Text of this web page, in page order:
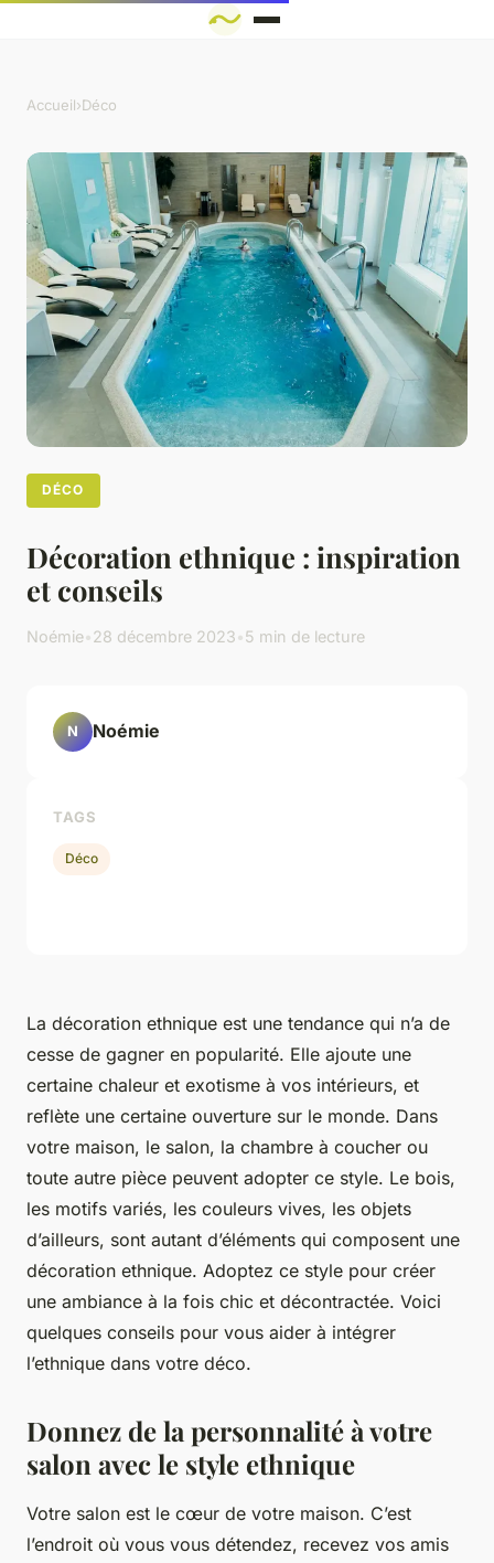
Accueil›Déco
DÉCO
Décoration ethnique : inspiration
et conseils
Noémie•28 décembre 2023•5 min de lecture
La décoration ethnique est une tendance qui n’a de
cesse de gagner en popularité. Elle ajoute une
certaine chaleur et exotisme à vos intérieurs, et
reflète une certaine ouverture sur le monde. Dans
votre maison, le salon, la chambre à coucher ou
toute autre pièce peuvent adopter ce style. Le bois,
les motifs variés, les couleurs vives, les objets
d’ailleurs, sont autant d’éléments qui composent une
décoration ethnique. Adoptez ce style pour créer
une ambiance à la fois chic et décontractée. Voici
quelques conseils pour vous aider à intégrer
l’ethnique dans votre déco.
Donnez de la personnalité à votre
salon avec le style ethnique
Votre salon est le cœur de votre maison. C’est
l’endroit où vous vous détendez, recevez vos amis
N Noémie
TAGS
Déco